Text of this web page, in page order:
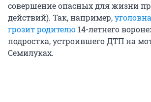
совершение опасных для жизни
действий). Так, например,
грозит родителю 14-летнего
подростка, устроившего ДТП на
Семилуках.